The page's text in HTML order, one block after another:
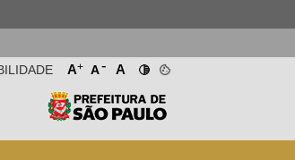
A+ A- A